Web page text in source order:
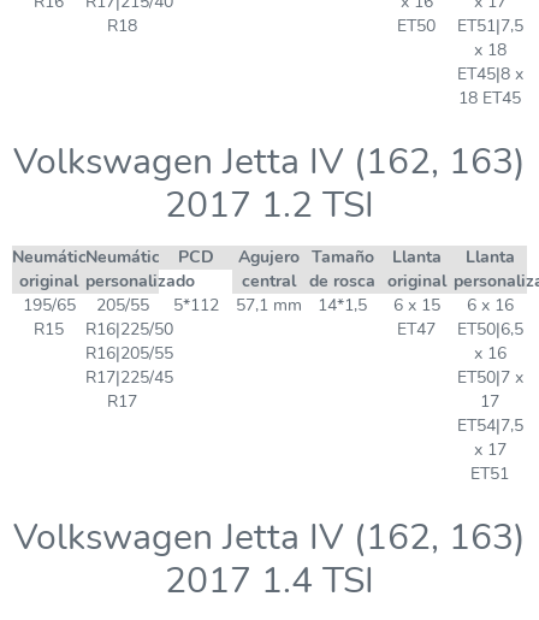
R18
ET50
ET51|7,5
x 18
ET45|8 x
18 ET45
Volkswagen Jetta IV (162, 163)
2017 1.2 TSI
Neumático
original
Neumático
personalizado
PCD
Agujero
central
Tamaño
de rosca
Llanta
original
Llanta
195/65
R15
205/55
R16|225/50
R16|205/55
R17|225/45
R17
5*112 57,1 mm 14*1,5
6 x 15
ET47
6 x 16
ET50|6,5
x 16
ET50|7 x
17
ET54|7,5
x 17
ET51
Volkswagen Jetta IV (162, 163)
2017 1.4 TSI